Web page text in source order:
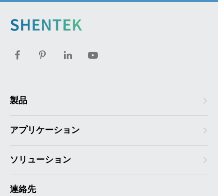
製品
アプリケーション
ソリューション
連絡先